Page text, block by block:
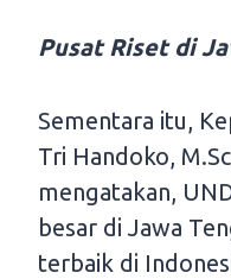
Pusat Riset di
Sementara itu,
Tri Handoko,
mengatakan,
besar di Jawa
terbaik di